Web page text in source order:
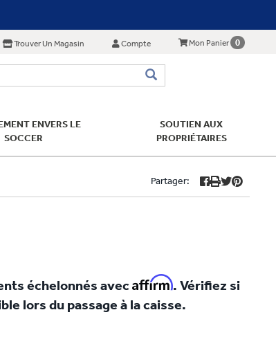
Trouver Un Magasin Compte Mon Panier 0
ENVERS LE
SOCCER
SOUTIEN AUX
PROPRIÉTAIRES
Partager:
échelonnés avecAffirm. Vérifiez si
lors du passage à la caisse.